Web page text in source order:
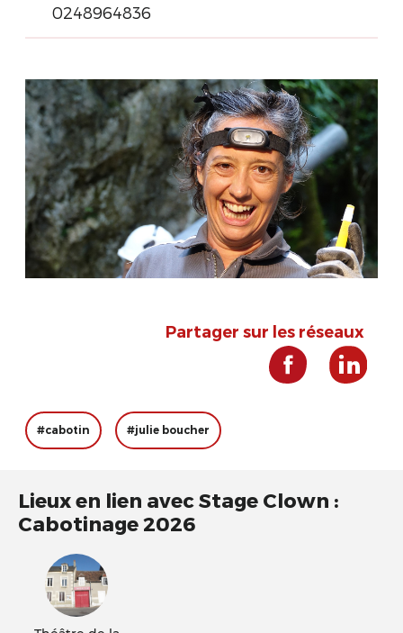
0248964836
Partager sur les réseaux
#cabotin #julie boucher
Lieux en lien avec Stage Clown :
Cabotinage 2026